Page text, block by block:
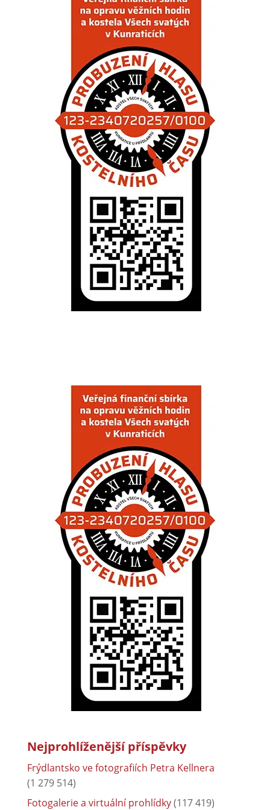
Nejprohlíženější příspěvky
Frýdlantsko ve fotografiích Petra Kellnera
(1 279 514)
Fotogalerie a virtuální prohlídky(117 419)